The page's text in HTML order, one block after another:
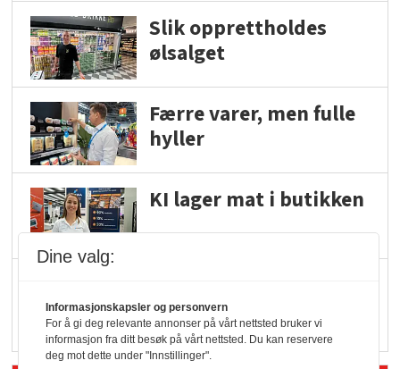
Slik opprettholdes
ølsalget
Færre varer, men fulle
hyller
KI lager mat i butikken
Rema i 2025
Dine valg:
Informasjonskapsler og personvern
For å gi deg relevante annonser på vårt nettsted bruker vi
informasjon fra ditt besøk på vårt nettsted. Du kan reservere
deg mot dette under "Innstillinger".